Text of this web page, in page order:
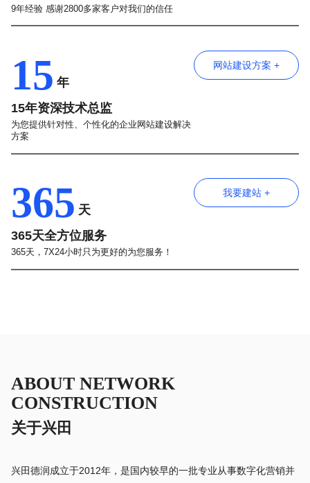
9年经验 感谢2800多家客户对我们的信任
15 年
15年资深技术总监
为您提供针对性、个性化的企业网站建设解决
方案
网站建设方案 +
365 天
365天全方位服务
365天，7X24小时只为更好的为您服务！
我要建站 +
ABOUT NETWORK
CONSTRUCTION
关于兴田
兴田德润成立于2012年，是国内较早的一批专业从事数字化营销并